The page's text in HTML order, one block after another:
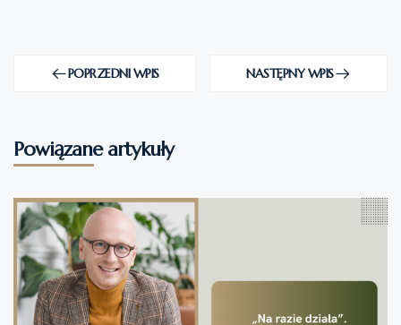
POPRZEDNI WPIS NASTĘPNY WPIS
Powiązane artykuły